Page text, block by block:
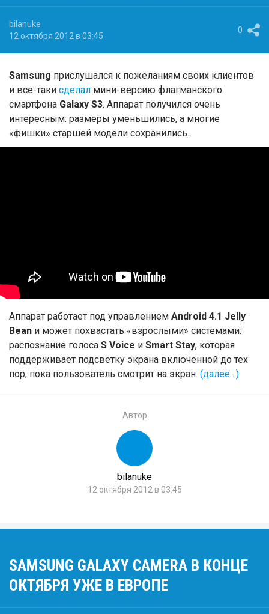
bilanuke
12 октября 2012 в 03:45
0
Samsung прислушался к пожеланиям своих клиентов
и все-таки сделал мини-версию флагманского
смартфона Galaxy S3. Аппарат получился очень
интересным: размеры уменьшились, а многие
«фишки» старшей модели сохранились.
Аппарат работает под управлением Android 4.1 Jelly
Bean и может похвастать «взрослыми» системами:
распознание голоса S Voice и Smart Stay, которая
поддерживает подсветку экрана включенной до тех
пор, пока пользователь смотрит на экран. (далее…)
Автор
bilanuke
12 октября 2012 в 03:45
SAMSUNG GALAXY CAMERA В КОНЦЕ
ОКТЯБРЯ УЖЕ В ЕВРОПЕ